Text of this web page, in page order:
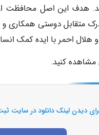
کند. هدف این اصل
دوستی همکاری و
احمر با ایده کمک
مشاهده کنید.
دیدن لینک دانلود در سایت